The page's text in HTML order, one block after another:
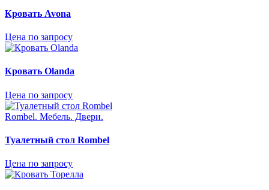
Кровать Avona
Цена по запросу
Кровать Olanda
Цена по запросу
Rombel. Mебель. Двери.
Туалетный стол Rombel
Цена по запросу